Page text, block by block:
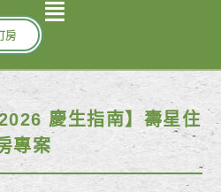
房
慶生指南】壽星住
專案